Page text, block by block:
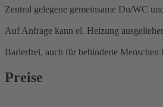
Zentral gelegene gemeinsame Du/WC
Auf Anfrage kann el. Heizung
Barierfrei, auch für behinderte Menschen
Preise